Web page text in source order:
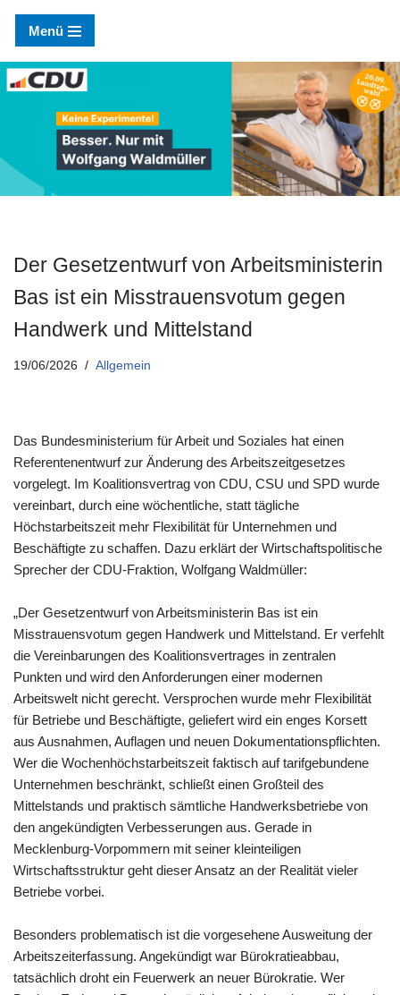
Zum
Inhalt
springen
Menü
Der Gesetzentwurf von Arbeitsministerin
Bas ist ein Misstrauensvotum gegen
Handwerk und Mittelstand
19/06/2026 Allgemein
Das Bundesministerium für Arbeit und Soziales hat einen
Referentenentwurf zur Änderung des Arbeitszeitgesetzes
vorgelegt. Im Koalitionsvertrag von CDU, CSU und SPD wurde
vereinbart, durch eine wöchentliche, statt tägliche
Höchstarbeitszeit mehr Flexibilität für Unternehmen und
Beschäftigte zu schaffen. Dazu erklärt der Wirtschaftspolitische
Sprecher der CDU-Fraktion, Wolfgang Waldmüller:
„Der Gesetzentwurf von Arbeitsministerin Bas ist ein
Misstrauensvotum gegen Handwerk und Mittelstand. Er verfehlt
die Vereinbarungen des Koalitionsvertrages in zentralen
Punkten und wird den Anforderungen einer modernen
Arbeitswelt nicht gerecht. Versprochen wurde mehr Flexibilität
für Betriebe und Beschäftigte, geliefert wird ein enges Korsett
aus Ausnahmen, Auflagen und neuen Dokumentationspflichten.
Wer die Wochenhöchstarbeitszeit faktisch auf tarifgebundene
Unternehmen beschränkt, schließt einen Großteil des
Mittelstands und praktisch sämtliche Handwerksbetriebe von
den angekündigten Verbesserungen aus. Gerade in
Mecklenburg-Vorpommern mit seiner kleinteiligen
Wirtschaftsstruktur geht dieser Ansatz an der Realität vieler
Betriebe vorbei.
Besonders problematisch ist die vorgesehene Ausweitung der
Arbeitszeiterfassung. Angekündigt war Bürokratieabbau,
tatsächlich droht ein Feuerwerk an neuer Bürokratie. Wer